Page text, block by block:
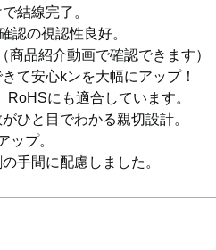
結線完了。
認の視認性良好。
品紹介動画で確認できます）
て安心kンを大幅にアップ！
にも適合しています。
ひと目でわかる親切設計。
ップ。
手間に配慮しました。